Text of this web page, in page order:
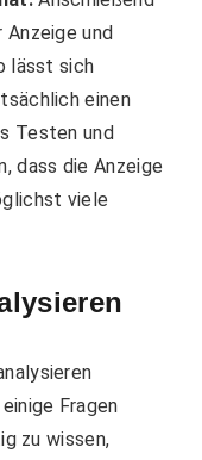
und
lässt sich
einen
Testen und
dass die Anzeige
viele
Fragen
zu wissen,